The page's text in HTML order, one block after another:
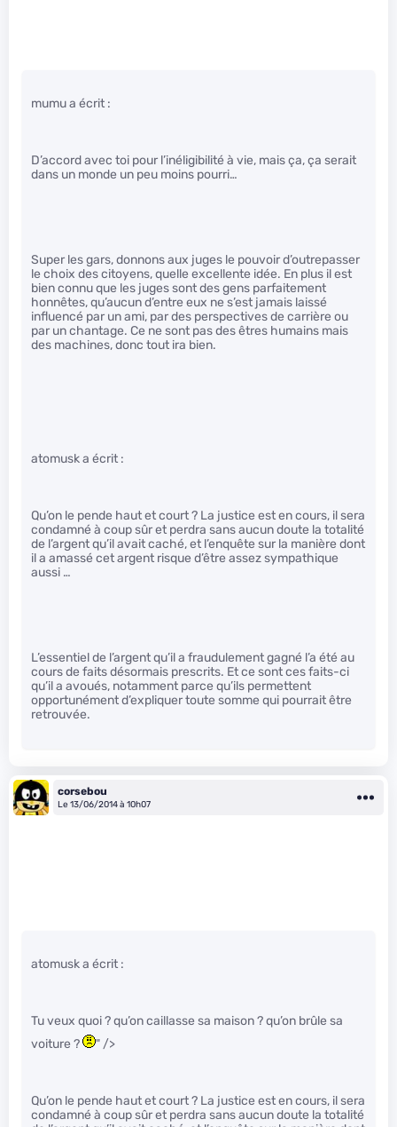
mumu a écrit :
D’accord avec toi pour l’inéligibilité à vie, mais ça, ça serait
dans un monde un peu moins pourri…
Super les gars, donnons aux juges le pouvoir d’outrepasser
le choix des citoyens, quelle excellente idée. En plus il est
bien connu que les juges sont des gens parfaitement
honnêtes, qu’aucun d’entre eux ne s’est jamais laissé
influencé par un ami, par des perspectives de carrière ou
par un chantage. Ce ne sont pas des êtres humains mais
des machines, donc tout ira bien.
atomusk a écrit :
Qu’on le pende haut et court ? La justice est en cours, il sera
condamné à coup sûr et perdra sans aucun doute la totalité
de l’argent qu’il avait caché, et l’enquête sur la manière dont
il a amassé cet argent risque d’être assez sympathique
aussi …
L’essentiel de l’argent qu’il a fraudulement gagné l’a été au
cours de faits désormais prescrits. Et ce sont ces faits-ci
qu’il a avoués, notamment parce qu’ils permettent
opportunément d’expliquer toute somme qui pourrait être
retrouvée.
corsebou
Le 13/06/2014 à 10h07
atomusk a écrit :
Tu veux quoi ? qu’on caillasse sa maison ? qu’on brûle sa
voiture ?
" />
Qu’on le pende haut et court ? La justice est en cours, il sera
condamné à coup sûr et perdra sans aucun doute la totalité